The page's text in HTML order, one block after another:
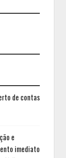
de contas
e
imediato